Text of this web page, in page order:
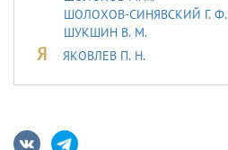
ШОЛОХОВ-СИНЯВСКИЙ Г. Ф.
ШУКШИН В. М.
Я ЯКОВЛЕВ П. Н.